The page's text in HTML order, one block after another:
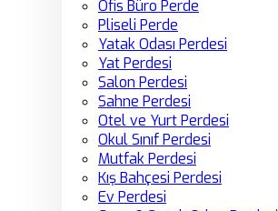
Ofis Büro Perde
Pliseli Perde
Yatak Odası Perdesi
Yat Perdesi
Salon Perdesi
Sahne Perdesi
Otel ve Yurt Perdesi
Okul Sınıf Perdesi
Mutfak Perdesi
Kış Bahçesi Perdesi
Ev Perdesi